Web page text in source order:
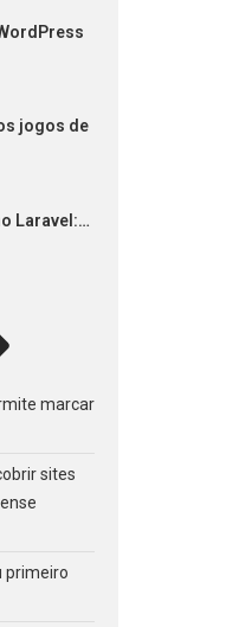
jogos de
Laravel:…
marcar
sites
primeiro